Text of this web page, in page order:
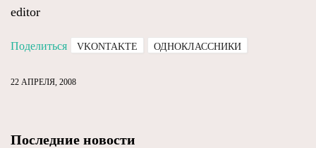
editor
Поделиться VKONTAKTE ОДНОКЛАССНИКИ
22 АПРЕЛЯ, 2008
Последние новости